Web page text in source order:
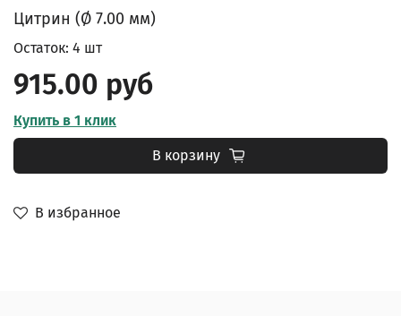
Цитрин (Ø 7.00 мм)
В избранное
Остаток: 4 шт
915.00 руб
Купить в 1 клик
В корзину